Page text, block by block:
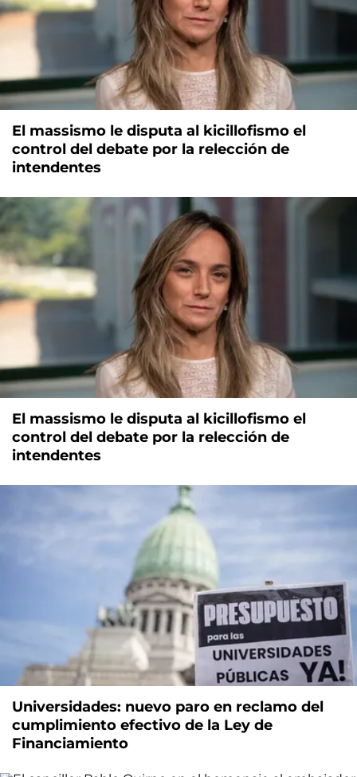
El massismo le disputa al kicillofismo el
control del debate por la relección de
intendentes
El massismo le disputa al kicillofismo el
control del debate por la relección de
intendentes
Universidades: nuevo paro en reclamo del
cumplimiento efectivo de la Ley de
Financiamiento